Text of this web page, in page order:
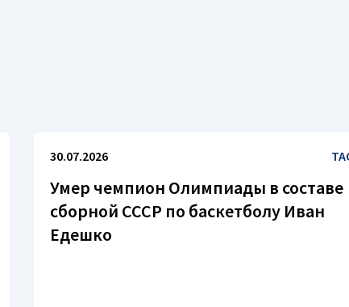
30.07.2026
Умер чемпион Олимпиады в составе
сборной СССР по баскетболу Иван
Едешко